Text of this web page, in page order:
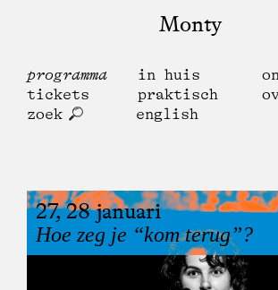
Monty
programma in huis
tickets
praktisch
zoek
english
27, 28 januari
Hoe zeg je “kom terug”?